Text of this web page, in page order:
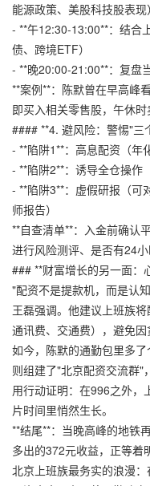
能源政策、美股科技股表现）
- **午12:30-13:00**：结合
债、跨境ETF）
- **晚20:00-21:00**：复盘
**案例**：陈默曾在早高峰
即买入相关零售股，午休时
#### **4. 避风险：警惕"三
- **陷阱1**：高息配资（年
- **陷阱2**：诱导全仓操作
- **陷阱3**：虚假研报（可
师报告）
**自查清单**：入金前确认
进行风险测评、是否有24小
### **财富增长的另一面：
"配资不是提款机，而是认
王磊强调。他建议上班族
通讯费、交通费），避免因
如今，陈默的通勤包里多
则组建了"北京配资交流群"
用行动证明：在996之外，
片时间里悄然生长。
**结尾**：当晚高峰的地铁
多出的372元收益，正等
北京上班族最务实的浪漫